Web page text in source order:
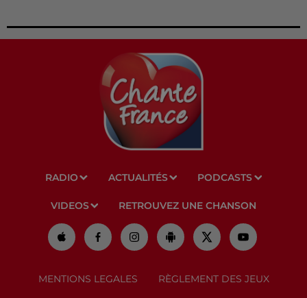
RADIO ACTUALITÉS PODCASTS
VIDEOS RETROUVEZ UNE CHANSON
MENTIONS LEGALES RÈGLEMENT DES JEUX